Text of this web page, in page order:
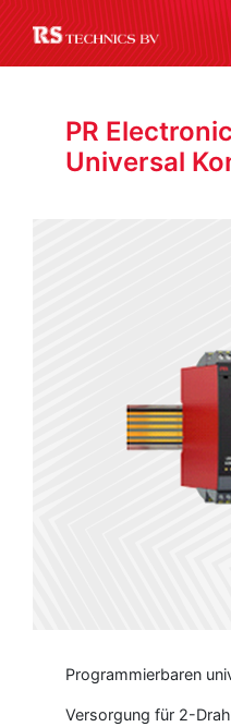
PR
Universal
Programmierbaren
Versorgung für 2-